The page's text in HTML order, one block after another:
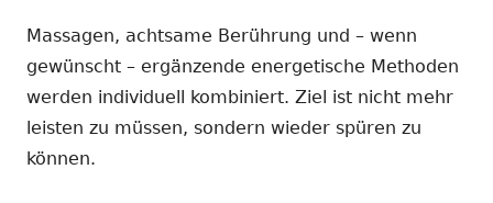
Massagen, achtsame Berührung und – wenn
gewünscht – ergänzende energetische Methoden
werden individuell kombiniert. Ziel ist nicht mehr
leisten zu müssen, sondern wieder spüren zu
können.